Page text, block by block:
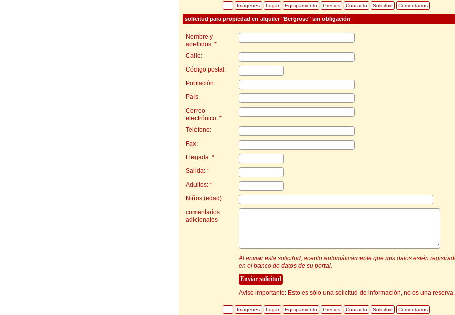
Imágenes Lugar Equipamiento Precios Contacto Solicitud Comentarios
solicitud para propiedad en alquiler "Bergrose" sin obligación
Nombre y
apellidos: *
Calle:
Código postal:
Población:
País
Correo
electrónico: *
Teléfono:
Fax:
Llegada: *
Salida: *
Adultos: *
Niños (edad):
comentarios
adicionales
Al enviar esta solicitud, acepto automáticamente que mis datos estén
en el banco de datos de su portal.
Aviso importante: Esto es sólo una solicitud de información, no es una reserva.
Imágenes Lugar Equipamiento Precios Contacto Solicitud Comentarios